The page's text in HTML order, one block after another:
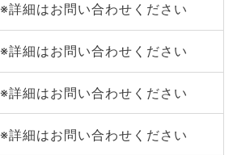
※詳細はお問い合わせください
※詳細はお問い合わせください
※詳細はお問い合わせください
※詳細はお問い合わせください